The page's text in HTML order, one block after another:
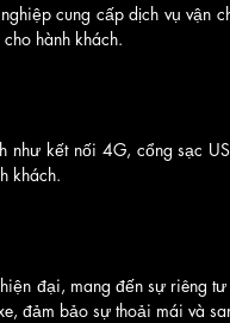
cung cấp dịch vụ vận
hành khách.
kết nối 4G, cổng sạc
khách.
đại, mang đến sự riêng
đảm bảo sự thoải mái và